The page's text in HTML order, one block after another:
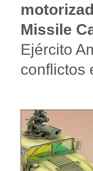
Missile
Ejército
conflictos